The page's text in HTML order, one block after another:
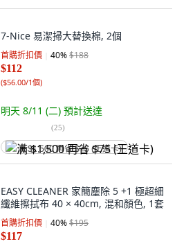
7-Nice 易潔掃大替換棉, 2個
首購折扣價 40%$188
$112
($56.00/1個)
明天 8/11 (二) 預計送達
(25)
满 $1,500 再省 $75 (王道卡)
EASY CLEANER 家簡塵除 5 +1 極超細
纖維擦拭布 40 × 40cm, 混和顏色, 1套
首購折扣價 40%$195
$117